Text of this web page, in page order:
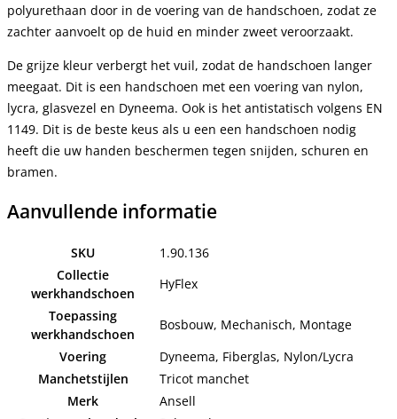
polyurethaan door in de voering van de handschoen, zodat ze
zachter aanvoelt op de huid en minder zweet veroorzaakt.
De grijze kleur verbergt het vuil, zodat de handschoen langer
meegaat. Dit is een handschoen met een voering van nylon,
lycra, glasvezel en Dyneema. Ook is het antistatisch volgens EN
1149. Dit is de beste keus als u een een handschoen nodig
heeft die uw handen beschermen tegen snijden, schuren en
bramen.
Aanvullende informatie
SKU
1.90.136
Collectie
werkhandschoen
HyFlex
Toepassing
werkhandschoen
Bosbouw, Mechanisch, Montage
Voering
Dyneema, Fiberglas, Nylon/Lycra
Manchetstijlen
Tricot manchet
Merk
Ansell